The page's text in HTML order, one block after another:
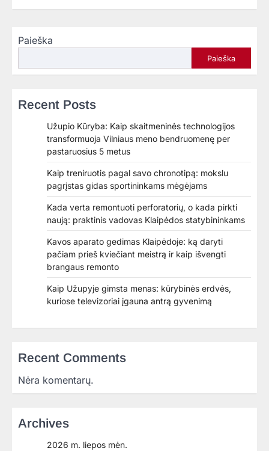
Paieška
Paieška
Recent Posts
Užupio Kūryba: Kaip skaitmeninės technologijos
transformuoja Vilniaus meno bendruomenę per
pastaruosius 5 metus
Kaip treniruotis pagal savo chronotipą: mokslu
pagrįstas gidas sportininkams mėgėjams
Kada verta remontuoti perforatorių, o kada pirkti
naują: praktinis vadovas Klaipėdos statybininkams
Kavos aparato gedimas Klaipėdoje: ką daryti
pačiam prieš kviečiant meistrą ir kaip išvengti
brangaus remonto
Kaip Užupyje gimsta menas: kūrybinės erdvės,
kuriose televizoriai įgauna antrą gyvenimą
Recent Comments
Nėra komentarų.
Archives
2026 m. liepos mėn.